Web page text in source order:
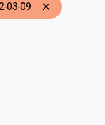
03-09